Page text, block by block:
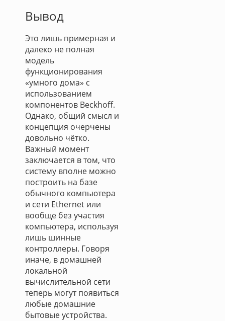
Вывод
Это лишь примерная и
далеко не полная
модель
функционирования
«умного дома» с
использованием
компонентов Beckhoff.
Однако, общий смысл и
концепция очерчены
довольно чётко.
Важный момент
заключается в том, что
систему вполне можно
построить на базе
обычного компьютера
и сети Ethernet или
вообще без участия
компьютера, используя
лишь шинные
контроллеры. Говоря
иначе, в домашней
локальной
вычислительной сети
теперь могут появиться
любые домашние
бытовые устройства.